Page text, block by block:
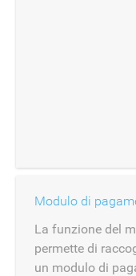
Modulo di
La funzione del
permette di
un modulo di